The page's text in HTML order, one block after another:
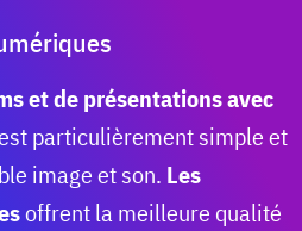
et de présentations avec
particulièrement simple et
image et son. Les
offrent la meilleure qualité